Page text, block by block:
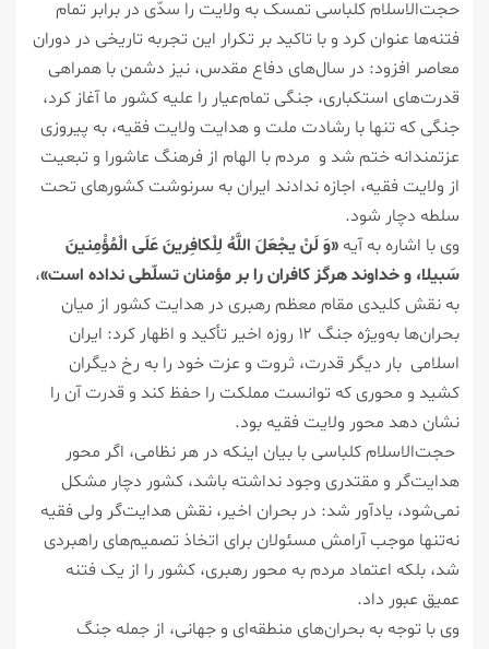
حجت‌الاسلام کلباسی تمسک به ولایت را سدّی در برابر تمام
فتنه‌ها عنوان کرد و با تاکید بر تکرار این تجربه تاریخی در دوران
معاصر افزود: در سال‌های دفاع مقدس، نیز دشمن با همراهی
قدرت‌های استکباری، جنگی تمام‌عیار را علیه کشور ما آغاز کرد،
جنگی که تنها با رشادت ملت و هدایت ولایت فقیه، به پیروزی
عزتمندانه ختم شد و مردم با الهام از فرهنگ عاشورا و تبعیت
از ولایت فقیه، اجازه ندادند ایران به سرنوشت کشورهای تحت
سلطه دچار شود.
وی با اشاره به آیه «وَ لَنْ یجْعَلَ اللَّهُ لِلْکافِرینَ عَلَی الْمُؤْمِنینَ
سَبیلا، و خداوند هرگز کافران را بر مؤمنان تسلّطی نداده است»،
به نقش کلیدی مقام معظم رهبری در هدایت کشور از میان
بحران‌ها به‌ویژه جنگ ۱۲ روزه اخیر تأکید و اظهار کرد: ایران
اسلامی بار دیگر قدرت، ثروت و عزت خود را به رخ دیگران
کشید و محوری که توانست مملکت را حفظ کند و قدرت آن را
نشان دهد محور ولایت فقیه بود.
حجت‌الاسلام کلباسی با بیان اینکه در هر نظامی، اگر محور
هدایت‌گر و مقتدری وجود نداشته باشد، کشور دچار مشکل
نمی‌شود، یادآور شد: در بحران اخیر، نقش هدایت‌گر ولی فقیه
نه‌تنها موجب آرامش مسئولان برای اتخاذ تصمیم‌های راهبردی
شد، بلکه اعتماد مردم به محور رهبری، کشور را از یک فتنه
عمیق عبور داد.
وی با توجه به بحران‌های منطقه‌ای و جهانی، از جمله جنگ